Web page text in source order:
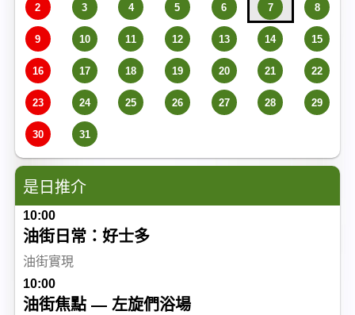
2 3 4 5 6 7 8
9 10 11 12 13 14 15
16 17 18 19 20 21 22
23 24 25 26 27 28 29
30 31
是日推介
10:00
油街日常：好士多
油街實現
10:00
油街焦點 — 左旋們浴場